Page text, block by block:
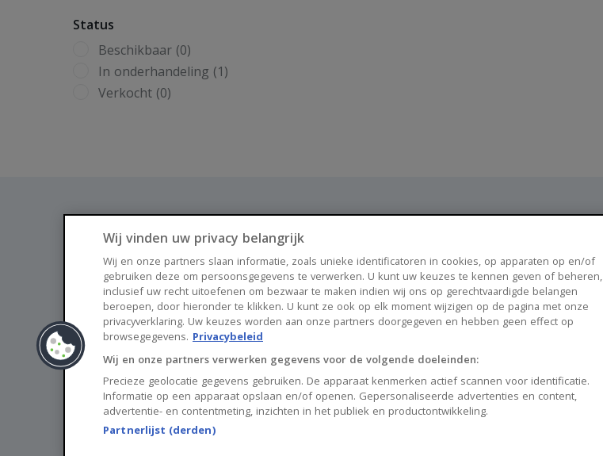
Status
Beschikbaar (0)
In onderhandeling (1)
Verkocht (0)
Vind je nieuwe thuis via Huisnet
Breda
Apeldoorn
Arnhem
Enschede
Amersfoort
Wij vinden uw privacy belangrijk
Wij en onze partners slaan informatie, zoals unieke identificatoren in cookies, op apparaten op en/of
gebruiken deze om persoonsgegevens te verwerken. U kunt uw keuzes te kennen geven of beheren,
inclusief uw recht uitoefenen om bezwaar te maken indien wij ons op gerechtvaardigde belangen
beroepen, door hieronder te klikken. U kunt ze ook op elk moment wijzigen op de pagina met onze
privacyverklaring. Uw keuzes worden aan onze partners doorgegeven en hebben geen effect op
browsegegevens. Privacybeleid
Wij en onze partners verwerken gegevens voor de volgende doeleinden:
Precieze geolocatie gegevens gebruiken. De apparaat kenmerken actief scannen voor identificatie.
Informatie op een apparaat opslaan en/of openen. Gepersonaliseerde advertenties en content,
advertentie- en contentmeting, inzichten in het publiek en productontwikkeling.
Partnerlijst (derden)